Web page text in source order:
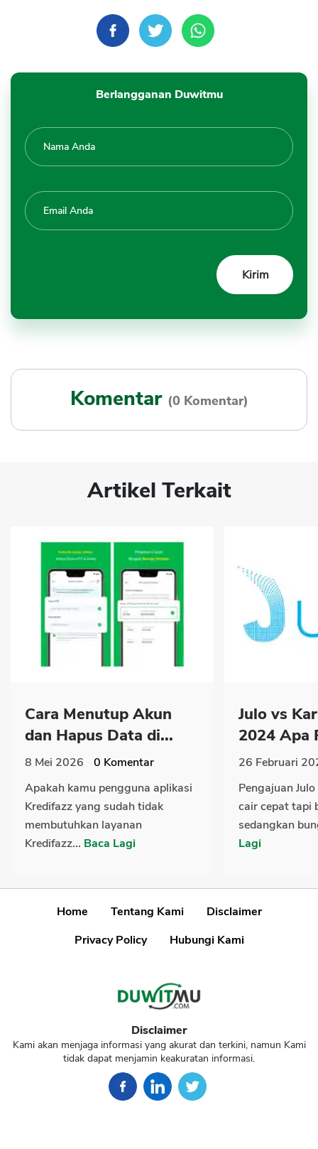
Berlangganan Duwitmu
Komentar (0 Komentar)
Artikel Terkait
Cara Menutup Akun
dan Hapus Data di...
8 Mei 2026 0 Komentar
Apakah kamu pengguna aplikasi
Kredifazz yang sudah tidak
membutuhkan layanan
Kredifazz... Baca Lagi
Julo vs
2024 Apa
26 Februari
Pengajuan
cair cepat tapi
sedangkan
Lagi
Home Tentang Kami
Disclaimer
Privacy Policy
Hubungi Kami
Disclaimer
Kami akan menjaga informasi yang akurat dan terkini, namun Kami
tidak dapat menjamin keakuratan informasi.